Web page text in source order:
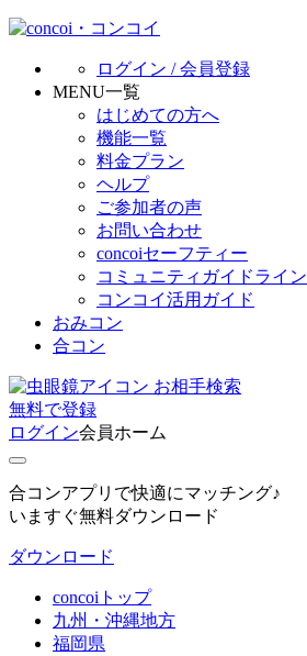
ログイン / 会員登録
MENU一覧
はじめての方へ
機能一覧
料金プラン
ヘルプ
ご参加者の声
お問い合わせ
concoiセーフティー
コミュニティガイドライン
コンコイ活用ガイド
おみコン
合コン
お相手検索
無料で登録
ログイン会員ホーム
合コンアプリで快適にマッチング♪
いますぐ無料ダウンロード
ダウンロード
concoiトップ
九州・沖縄地方
福岡県